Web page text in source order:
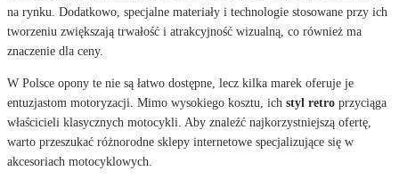
na rynku. Dodatkowo, specjalne materiały i technologie stosowane przy ich
tworzeniu zwiększają trwałość i atrakcyjność wizualną, co również ma
znaczenie dla ceny.
W Polsce opony te nie są łatwo dostępne, lecz kilka marek oferuje je
entuzjastom motoryzacji. Mimo wysokiego kosztu, ich styl retro przyciąga
właścicieli klasycznych motocykli. Aby znaleźć najkorzystniejszą ofertę,
warto przeszukać różnorodne sklepy internetowe specjalizujące się w
akcesoriach motocyklowych.